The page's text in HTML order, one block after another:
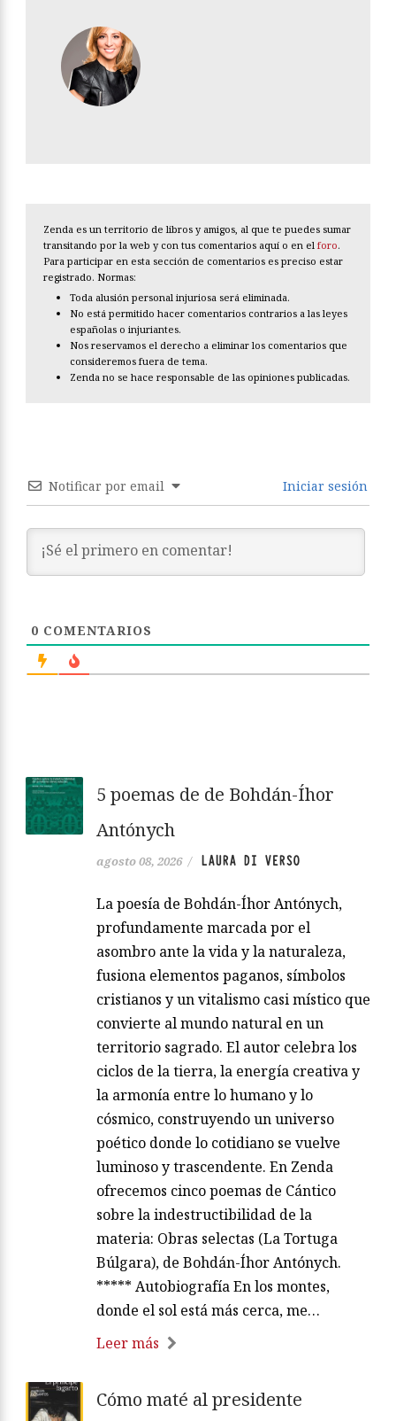
Zenda es un territorio de libros y amigos, al que te puedes sumar
transitando por la web y con tus comentarios aquí o en el foro.
Para participar en esta sección de comentarios es preciso estar
registrado. Normas:
Toda alusión personal injuriosa será eliminada.
No está permitido hacer comentarios contrarios a las leyes
españolas o injuriantes.
Nos reservamos el derecho a eliminar los comentarios que
consideremos fuera de tema.
Zenda no se hace responsable de las opiniones publicadas.
Notificar por email Iniciar sesión
0 COMENTARIOS
5 poemas de de Bohdán-Íhor
Antónych
agosto 08, 2026 / LAURA DI VERSO
La poesía de Bohdán-Íhor Antónych,
profundamente marcada por el
asombro ante la vida y la naturaleza,
fusiona elementos paganos, símbolos
cristianos y un vitalismo casi místico que
convierte al mundo natural en un
territorio sagrado. El autor celebra los
ciclos de la tierra, la energía creativa y
la armonía entre lo humano y lo
cósmico, construyendo un universo
poético donde lo cotidiano se vuelve
luminoso y trascendente. En Zenda
ofrecemos cinco poemas de Cántico
sobre la indestructibilidad de la
materia: Obras selectas (La Tortuga
Búlgara), de Bohdán-Íhor Antónych.
***** Autobiografía En los montes,
donde el sol está más cerca, me…
Leer más
Cómo maté al presidente